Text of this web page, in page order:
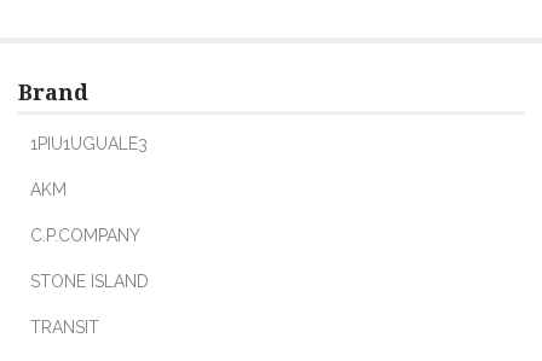
Brand
1PIU1UGUALE3
AKM
C.P.COMPANY
STONE ISLAND
TRANSIT